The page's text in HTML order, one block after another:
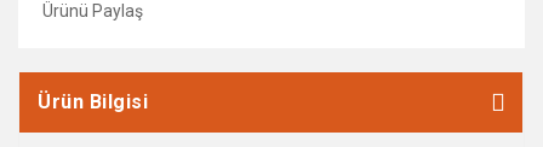
Ürünü Paylaş
Ürün Bilgisi